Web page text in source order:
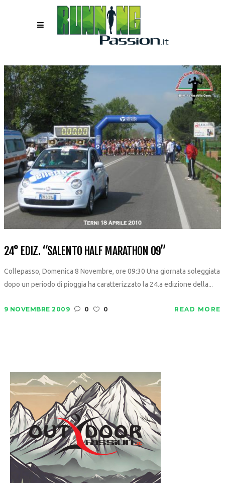
24° EDIZ. “SALENTO HALF MARATHON 09”
Collepasso, Domenica 8 Novembre, ore 09:30 Una giornata soleggiata
dopo un periodo di pioggia ha caratterizzato la 24.a edizione della...
9 NOVEMBRE 2009 0 0 READ MORE